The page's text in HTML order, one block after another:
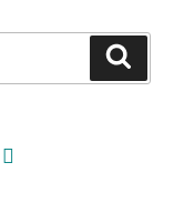
goodreads